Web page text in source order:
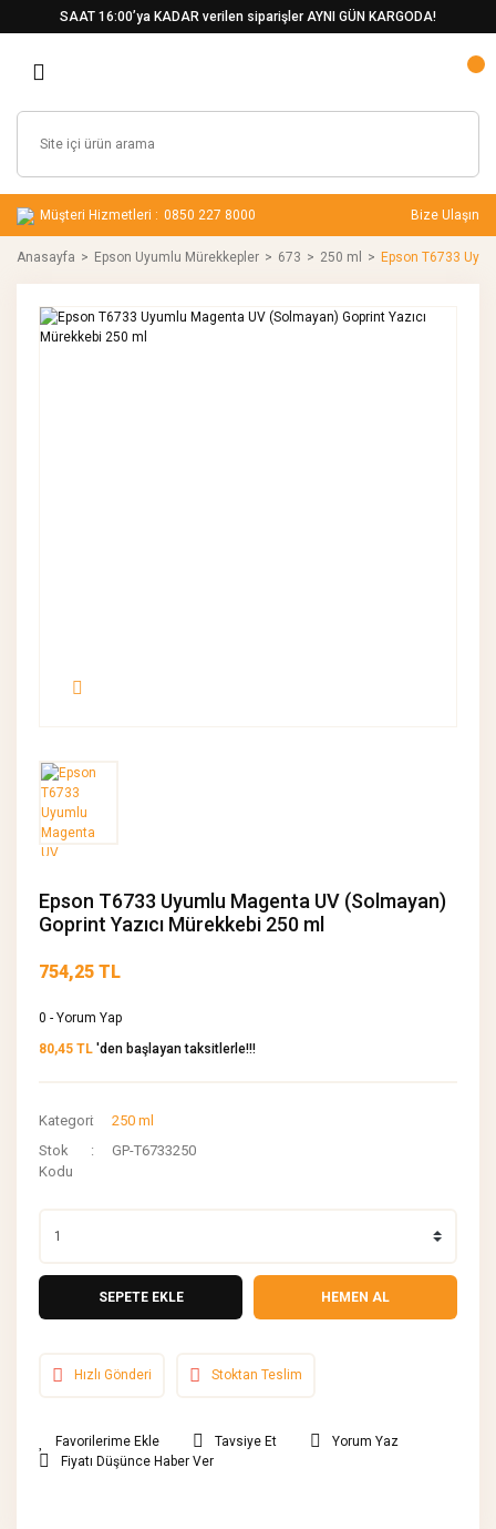
SAAT 16:00’ya KADAR verilen siparişler AYNI GÜN KARGODA!
Müşteri Hizmetleri : 0850 227 8000 Bize Ulaşın
Anasayfa Epson Uyumlu Mürekkepler 673 250 ml Epson T6733
Epson T6733 Uyumlu Magenta UV (Solmayan)
Goprint Yazıcı Mürekkebi 250 ml
754,25 TL
0 - Yorum Yap
80,45 TL 'den başlayan taksitlerle!!!
Kategori
250 ml
Stok
Kodu
GP-T6733250
SEPETE EKLE HEMEN AL
Hızlı Gönderi Stoktan Teslim
Tavsiye Et
Yorum Yaz
Fiyatı Düşünce Haber Ver